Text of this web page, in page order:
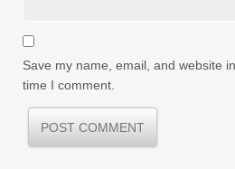
Save my name, email, and website
time I comment.